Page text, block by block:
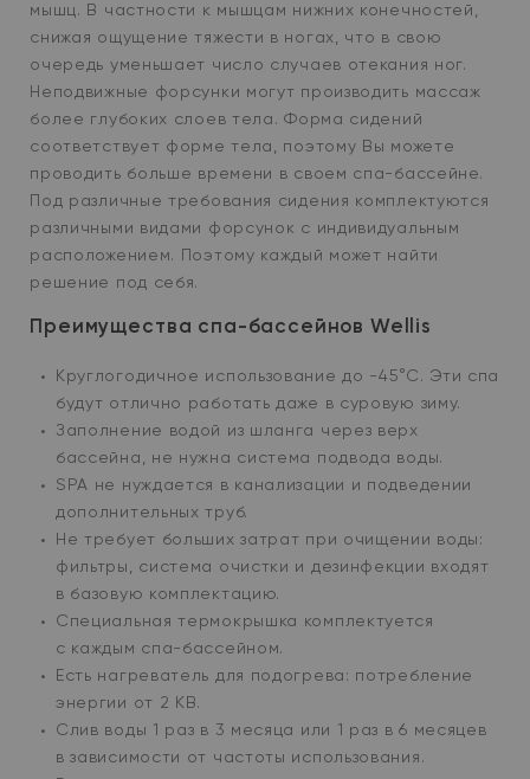
мышц. В частности к мышцам нижних конечностей,
снижая ощущение тяжести в ногах, что в свою
очередь уменьшает число случаев отекания ног.
Неподвижные форсунки могут производить массаж
более глубоких слоев тела. Форма сидений
соответствует форме тела, поэтому Вы можете
проводить больше времени в своем спа-бассейне.
Под различные требования сидения комплектуются
различными видами форсунок с индивидуальным
расположением. Поэтому каждый может найти
решение под себя.
Преимущества спа-бассейнов Wellis
Круглогодичное использование до -45°С. Эти спа
будут отлично работать даже в суровую зиму.
Заполнение водой из шланга через верх
бассейна, не нужна система подвода воды.
SPA не нуждается в канализации и подведении
дополнительных труб.
Не требует больших затрат при очищении воды:
фильтры, система очистки и дезинфекции входят
в базовую комплектацию.
Специальная термокрышка комплектуется
с каждым спа-бассейном.
Есть нагреватель для подогрева: потребление
энергии от 2 КВ.
Слив воды 1 раз в 3 месяца или 1 раз в 6 месяцев
в зависимости от частоты использования.